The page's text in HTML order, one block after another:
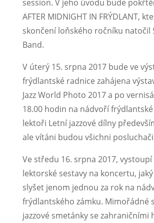
session. V jeho úvodu bude
AFTER MIDNIGHT IN FRÝDLANT,
skončení loňského ročníku natočil
Band.
V úterý 15. srpna 2017 bude ve
frýdlantské radnice zahájena
Jazz World Photo 2017 a po
18.00 hodin na nádvoří
lektoři Letní jazzové dílny
ale vítáni budou všichni
Ve středu 16. srpna 2017,
lektorské sestavy na koncertu,
slyšet jenom jednou za rok na
frýdlantského zámku. Mimořádné
jazzové smetánky se zahraničními